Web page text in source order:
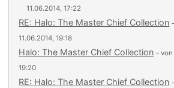
11.06.2014, 17:22
RE: Halo: The Master Chief Collection
11.06.2014, 19:18
Halo: The Master Chief Collection -
19:20
RE: Halo: The Master Chief Collection